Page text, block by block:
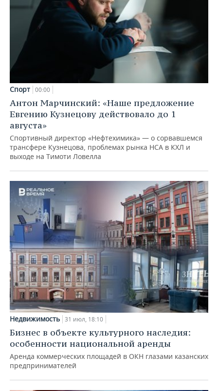
Спорт 00:00
Антон Марчинский: «Наше предложение
Евгению Кузнецову действовало до 1
августа»
Спортивный директор «Нефтехимика» — о сорвавшемся
трансфере Кузнецова, проблемах рынка НСА в КХЛ и
выходе на Тимоти Ловелла
Недвижимость 31 июл, 18:10
Бизнес в объекте культурного наследия:
особенности национальной аренды
Аренда коммерческих площадей в ОКН глазами казанских
предпринимателей